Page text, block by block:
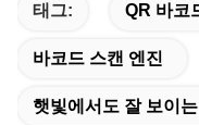
태그: QR 바코
바코드 스캔 엔진
햇빛에서도 잘 보이